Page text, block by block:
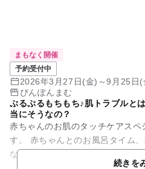
まもなく開催
予約受付中
2026年3月27日(金)～9月25日(
ぴんぽんまむ
ぷるぷるもちもち♪肌トラブルと
当にそうなの？
赤ちゃんのお肌のタッチケアス
す。 赤ちゃんとのお風呂タイム、楽しんでいますか？ なんと
なーく赤ちゃんの体を洗っていま
続きを